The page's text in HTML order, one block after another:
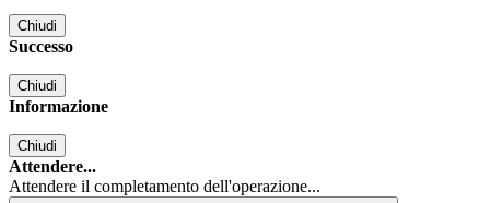
Chiudi
Successo
Chiudi
Informazione
Chiudi
Attendere...
Attendere il completamento dell'operazione...